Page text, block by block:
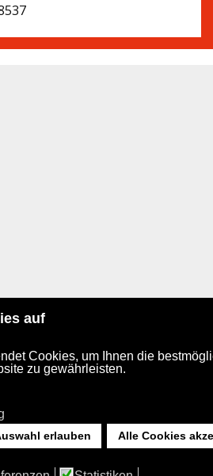
auf
Cookies, um Ihnen die
zu gewährleisten.
erlauben
Alle Cookies
Datenschutzhinweis